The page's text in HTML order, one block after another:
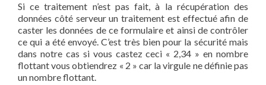
Si ce traitement n’est pas fait, à la récupération des
données côté serveur un traitement est effectué afin de
caster les données de ce formulaire et ainsi de contrôler
ce qui a été envoyé. C’est très bien pour la sécurité mais
dans notre cas si vous castez ceci « 2,34 » en nombre
flottant vous obtiendrez « 2 » car la virgule ne définie pas
un nombre flottant.